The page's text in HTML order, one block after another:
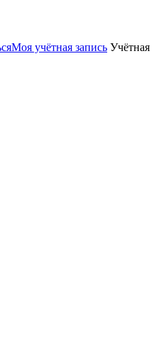
Моя учётная запись Учётная